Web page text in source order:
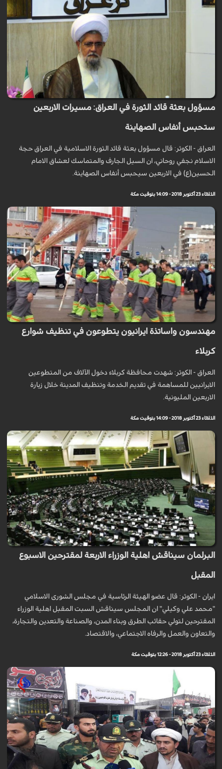
مسؤول بعثة قائد الثورة في العراق: مسيرات الاربعين
ستحبس أنفاس الصهاينة
العراق - الكوثر: قال مسؤول بعثة قائد الثورة الاسلامية في العراق حجة
الاسلام نجفي روحاني، ان السيل الجارف والمتماسك لعشاق الامام
الحسين(ع) في الاربعين سيحبس أنفاس الصهاينة.
الثلاثاء 23 أكتوبر 2018 - 14:09 بتوقيت مكة
مهندسون واساتذة ايرانيون يتطوعون في تنظيف شوارع
كربلاء
العراق - الكوثر: شهدت محافظة كربلاء دخول الآلاف من المتطوعين
الايرانيين للمساهمة في تقديم الخدمة وتنظيف المدينة خلال زيارة
الاربعين المليونية.
الثلاثاء 23 أكتوبر 2018 - 14:09 بتوقيت مكة
البرلمان سيناقش اهلية الوزراء الاربعة لمقترحين الاسبوع
المقبل
ايران - الكوثر: قال عضو الهيئة الرئاسية في مجلس الشورى الاسلامي
"محمد علي وكيلي" ان المجلس سيناقش السبت المقبل اهلية الوزراء
المقترحين لتولي حقائب الطرق وبناء المدن، والصناعة والتعدين والتجارة،
والتعاون والعمل والرفاه الاجتماعي، والاقتصاد.
الثلاثاء 23 أكتوبر 2018 - 12:26 بتوقيت مكة